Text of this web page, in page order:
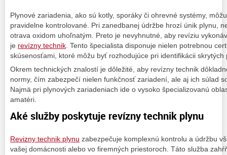
Plynové zariadenia, ako sú kotly, sporáky či ohrevné systémy,
pravidelne kontrolované. Pri zanedbanej údržbe hrozí únik plynu,
otrava oxidom uhoľnatým. Preto je nevyhnutné, aby revíziu
je revízny technik . Tento špecialista disponuje nielen potrebnou
skúsenosťami, ktoré môžu byť rozhodujúce pri identifikácii skrytých
Okrem technických znalostí je dôležité, aby revízny technik
normy, čím zabezpečí nielen funkčnosť zariadení, ale aj ich súlad
Najmä pri plynových zariadeniach ide o vysoko špecializovanú
amatéri.
Aké služby poskytuje revízny technik plynu
Revizny technik plynu zabezpečuje komplexnú kontrolu a údržbu
vašej domácnosti alebo vo firemných priestoroch. Táto služba